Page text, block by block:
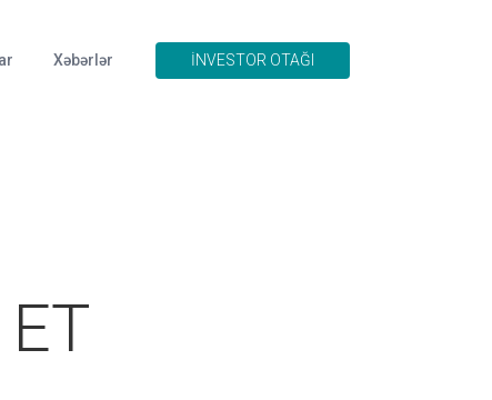
Xəbərlər İNVESTOR OTAĞI